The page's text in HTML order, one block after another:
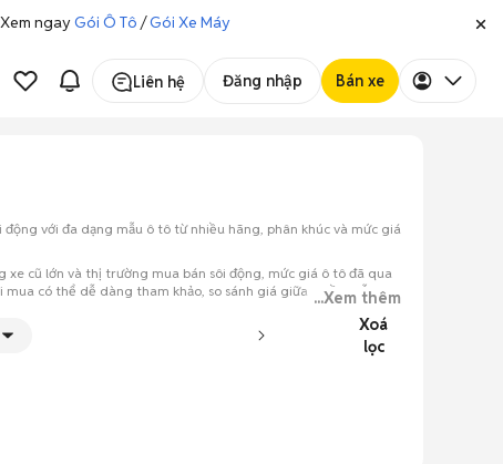
ngayGói Ô Tô /Gói Xe Máy
Liên hệ Đăng nhập Bán xe
với đa dạng mẫu ô tô từ nhiều hãng, phân khúc và mức giá
xe cũ lớn và thị trường mua bán sôi động, mức giá ô tô đã qua
có thể dễ dàng tham khảo, so sánh giá giữa nhiều mẫu xe
...Xem thêm
Xoá
lọc